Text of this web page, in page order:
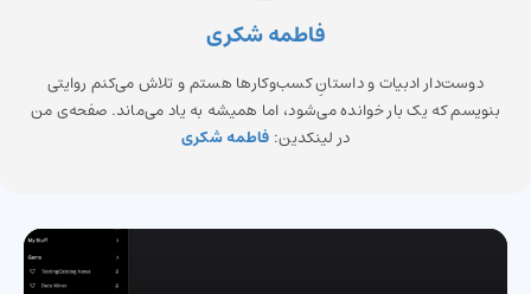
فاطمه شکری
دوست‌دار ادبیات و داستانِ کسب‌وکارها هستم و تلاش می‌کنم روایتی
بنویسم که یک بار خوانده می‌شود، اما همیشه به یاد می‌ماند. صفحه‌ی من
در لینکدین: فاطمه شکری